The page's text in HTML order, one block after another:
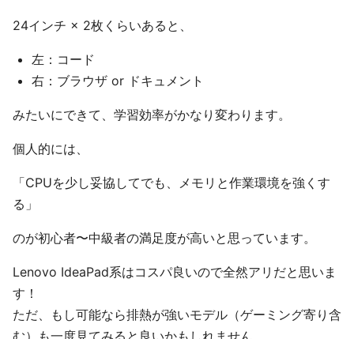
24インチ × 2枚くらいあると、
左：コード
右：ブラウザ or ドキュメント
みたいにできて、学習効率がかなり変わります。
個人的には、
「CPUを少し妥協してでも、メモリと作業環境を強くす
る」
のが初心者〜中級者の満足度が高いと思っています。
Lenovo IdeaPad系はコスパ良いので全然アリだと思いま
す！
ただ、もし可能なら排熱が強いモデル（ゲーミング寄り含
む）も一度見てみると良いかもしれません。